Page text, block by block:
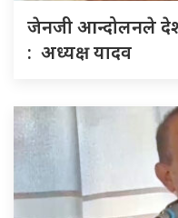
जेनजी आन्दोलनले
: अध्यक्ष यादव